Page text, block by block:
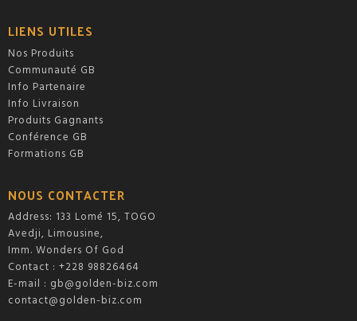
LIENS UTILES
Nos Produits
Communauté GB
Info Partenaire
Info Livraison
Produits Gagnants
Conférence GB
Formations GB
NOUS CONTACTER
Address: 133 Lomé 15, TOGO
Avedji, Limousine,
Imm. Wonders Of God
Contact : +228 98826464
E-mail : gb@golden-biz.com
contact@golden-biz.com